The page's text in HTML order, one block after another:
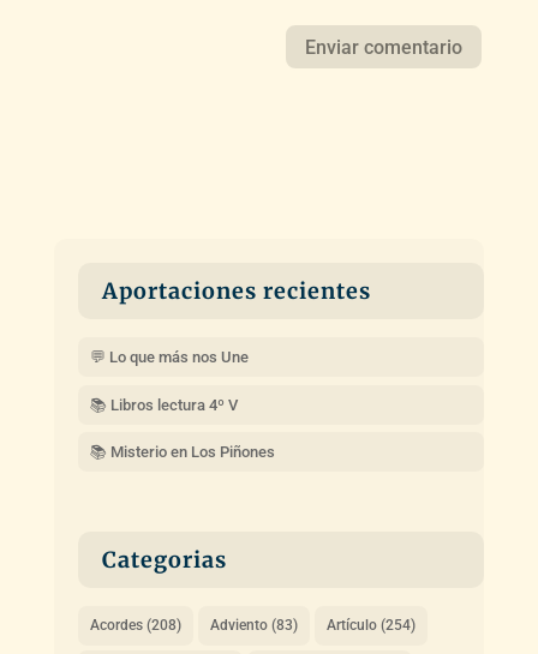
Aportaciones recientes
💬 Lo que más nos Une
📚 Libros lectura 4º V
📚 Misterio en Los Piñones
Categorias
Acordes(208) Adviento(83) Artículo(254)